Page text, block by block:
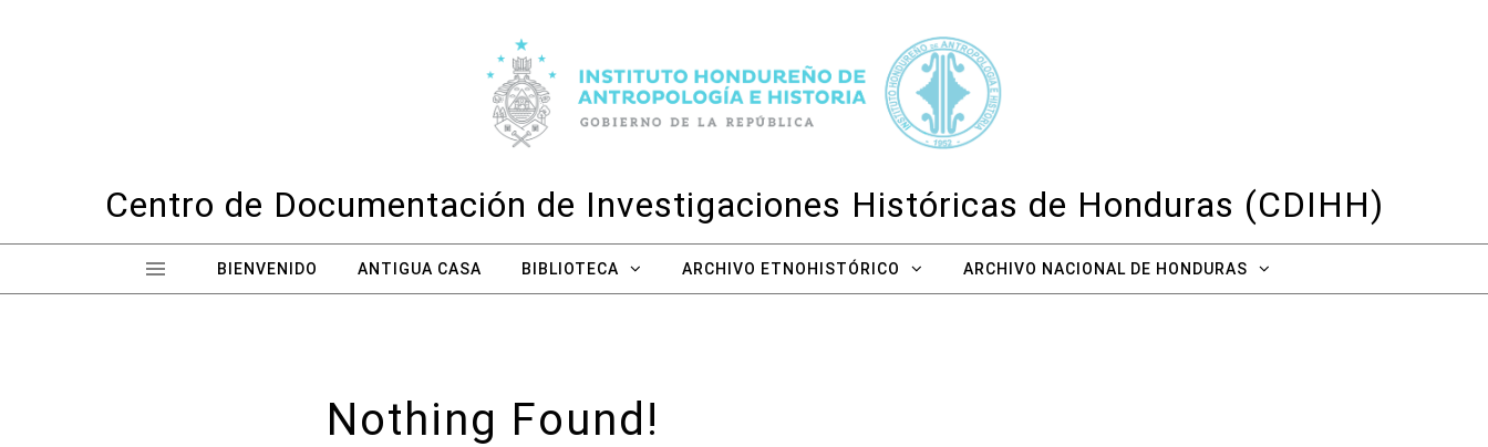
Centro de Documentación de Investigaciones Históricas de Honduras (CDIHH)
BIENVENIDO ANTIGUA CASA BIBLIOTECA ARCHIVO ETNOHISTÓRICO ARCHIVO NACIONAL DE HONDURAS
Nothing Found!